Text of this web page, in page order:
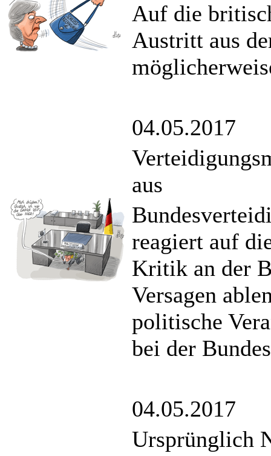
Auf die
Austritt aus
04.05.2017
aus
reagiert auf
Kritik an der
Versagen
politische
bei der
04.05.2017
Ursprünglich